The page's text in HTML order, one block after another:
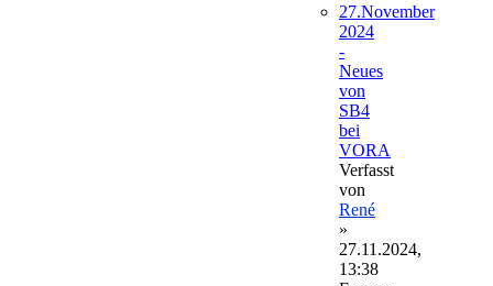
27.November
2024
-
Neues
von
SB4
bei
VORA
Verfasst
von
René
»
27.11.2024,
13:38